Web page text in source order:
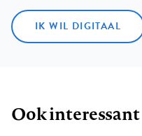
IK WIL DIGITAAL
Ook interessant